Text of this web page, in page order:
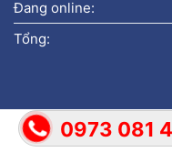
0973 081
Đang online:
Tổng:
Bản quyền © 2019Xe